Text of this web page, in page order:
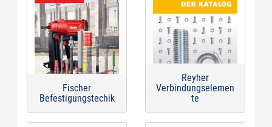
Fischer
Befestigungstechik
Reyher
Verbindungselemen
te